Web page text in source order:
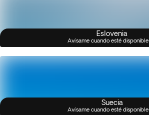
Eslovenia
Avísame cuando esté disponible
Suecia
Avísame cuando esté disponible